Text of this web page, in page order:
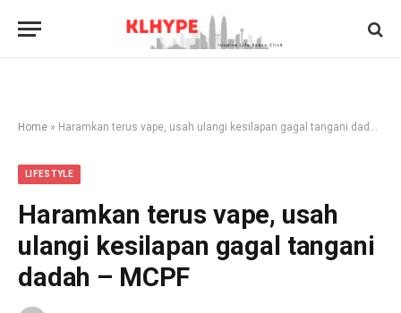
Home » Haramkan terus vape, usah ulangi kesilapan gagal tangani dadah – MCPF
LIFESTYLE
Haramkan terus vape, usah
ulangi kesilapan gagal tangani
dadah – MCPF